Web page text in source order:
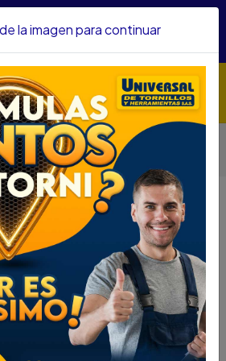
un KIT PARRILLERO por compras
Herramienta Eléctrica
SKIL 10" 254MM 1600W 5000ROM
F012.361.0AA-000
/ BANCO SKIL 10"
5000ROM 3610
000
SKIL 10" 254MM 1600W
000
la imagen para continuar